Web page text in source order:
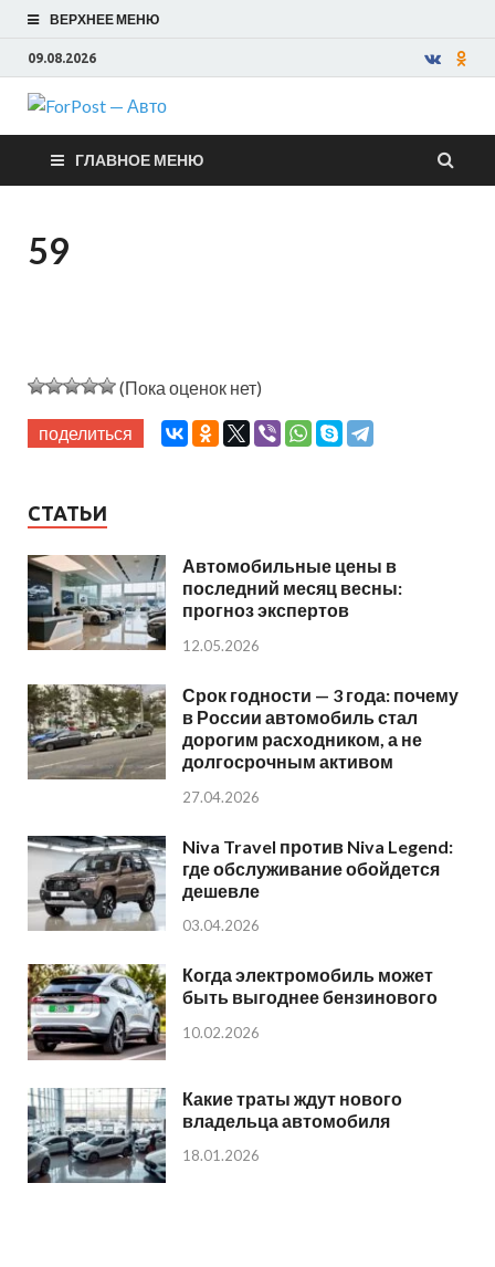
ВЕРХНЕЕ МЕНЮ
09.08.2026
ForPost —
Авто
ГЛАВНОЕ МЕНЮ
59
(Пока оценок нет)
поделиться
СТАТЬИ
Автомобильные цены в
последний месяц весны:
прогноз экспертов
12.05.2026
Срок годности — 3 года: почему
в России автомобиль стал
дорогим расходником, а не
долгосрочным активом
27.04.2026
Niva Travel против Niva Legend:
где обслуживание обойдется
дешевле
03.04.2026
Когда электромобиль может
быть выгоднее бензинового
10.02.2026
Какие траты ждут нового
владельца автомобиля
18.01.2026